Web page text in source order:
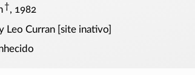
†, 1982
Leo Curran [site inativo]